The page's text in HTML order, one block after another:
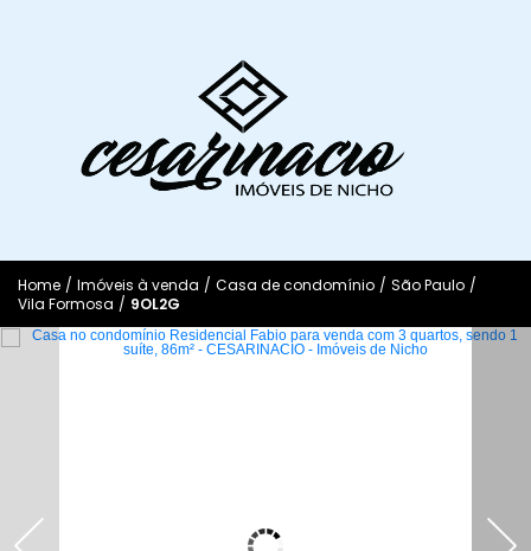
Home / Imóveis à venda / Casa de condomínio / São Paulo /
Vila Formosa / 9OL2G